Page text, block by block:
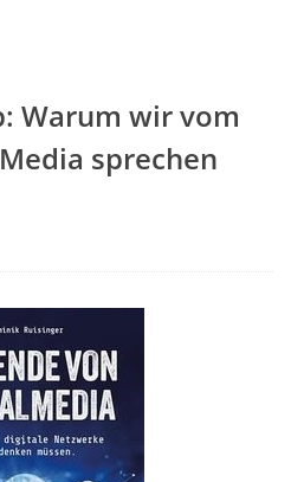
Warum wir vom
sprechen